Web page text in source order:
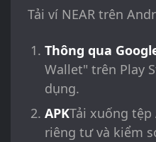
Tải ví NEAR trên
Thông qua
Wallet" trên Play
dụng.
APKTải xuống tệp
riêng tư và kiểm